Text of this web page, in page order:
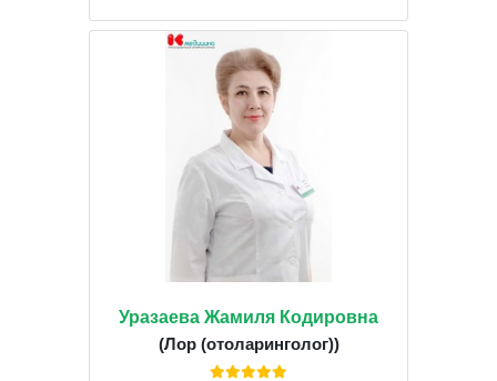
Уразаева Жамиля Кодировна
(Лор (отоларинголог))